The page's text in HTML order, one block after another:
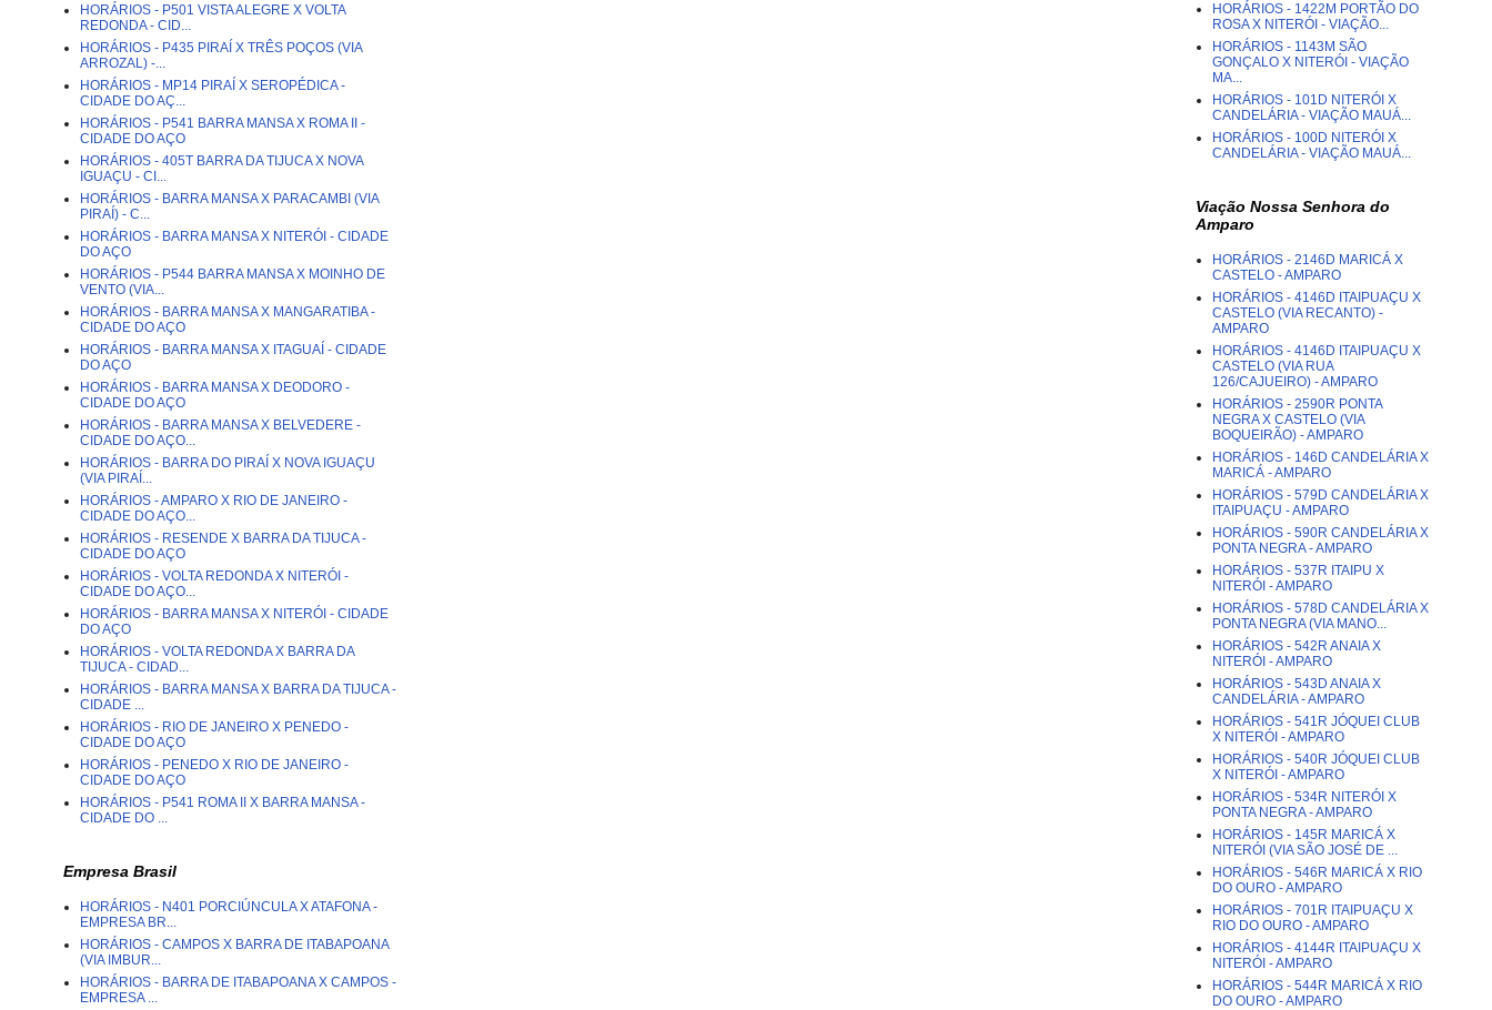
HORÁRIOS - P501 VISTA ALEGRE X VOLTA
REDONDA - CID...
HORÁRIOS - P435 PIRAÍ X TRÊS POÇOS (VIA
ARROZAL) -...
HORÁRIOS - MP14 PIRAÍ X SEROPÉDICA -
CIDADE DO AÇ...
HORÁRIOS - P541 BARRA MANSA X ROMA II -
CIDADE DO AÇO
HORÁRIOS - 405T BARRA DA TIJUCA X NOVA
IGUAÇU - CI...
HORÁRIOS - BARRA MANSA X PARACAMBI (VIA
PIRAÍ) - C...
HORÁRIOS - BARRA MANSA X NITERÓI - CIDADE
DO AÇO
HORÁRIOS - P544 BARRA MANSA X MOINHO DE
VENTO (VIA...
HORÁRIOS - BARRA MANSA X MANGARATIBA -
CIDADE DO AÇO
HORÁRIOS - BARRA MANSA X ITAGUAÍ - CIDADE
DO AÇO
HORÁRIOS - BARRA MANSA X DEODORO -
CIDADE DO AÇO
HORÁRIOS - BARRA MANSA X BELVEDERE -
CIDADE DO AÇO...
HORÁRIOS - BARRA DO PIRAÍ X NOVA IGUAÇU
(VIA PIRAÍ...
HORÁRIOS - AMPARO X RIO DE JANEIRO -
CIDADE DO AÇO...
HORÁRIOS - RESENDE X BARRA DA TIJUCA -
CIDADE DO AÇO
HORÁRIOS - VOLTA REDONDA X NITERÓI -
CIDADE DO AÇO...
HORÁRIOS - BARRA MANSA X NITERÓI - CIDADE
DO AÇO
HORÁRIOS - VOLTA REDONDA X BARRA DA
TIJUCA - CIDAD...
HORÁRIOS - BARRA MANSA X BARRA DA TIJUCA -
CIDADE ...
HORÁRIOS - RIO DE JANEIRO X PENEDO -
CIDADE DO AÇO
HORÁRIOS - PENEDO X RIO DE JANEIRO -
CIDADE DO AÇO
HORÁRIOS - P541 ROMA II X BARRA MANSA -
CIDADE DO ...
Empresa Brasil
HORÁRIOS - N401 PORCIÚNCULA X ATAFONA -
EMPRESA BR...
HORÁRIOS - CAMPOS X BARRA DE ITABAPOANA
(VIA IMBUR...
HORÁRIOS - BARRA DE ITABAPOANA X CAMPOS -
EMPRESA ...
HORÁRIOS - 1422M PORTÃO DO
ROSA X NITERÓI - VIAÇÃO...
HORÁRIOS - 1143M SÃO
GONÇALO X NITERÓI - VIAÇÃO
MA...
HORÁRIOS - 101D NITERÓI X
CANDELÁRIA - VIAÇÃO MAUÁ...
HORÁRIOS - 100D NITERÓI X
CANDELÁRIA - VIAÇÃO MAUÁ...
Viação Nossa Senhora do
Amparo
HORÁRIOS - 2146D MARICÁ X
CASTELO - AMPARO
HORÁRIOS - 4146D ITAIPUAÇU X
CASTELO (VIA RECANTO) -
AMPARO
HORÁRIOS - 4146D ITAIPUAÇU X
CASTELO (VIA RUA
126/CAJUEIRO) - AMPARO
HORÁRIOS - 2590R PONTA
NEGRA X CASTELO (VIA
BOQUEIRÃO) - AMPARO
HORÁRIOS - 146D CANDELÁRIA X
MARICÁ - AMPARO
HORÁRIOS - 579D CANDELÁRIA X
ITAIPUAÇU - AMPARO
HORÁRIOS - 590R CANDELÁRIA X
PONTA NEGRA - AMPARO
HORÁRIOS - 537R ITAIPU X
NITERÓI - AMPARO
HORÁRIOS - 578D CANDELÁRIA X
PONTA NEGRA (VIA MANO...
HORÁRIOS - 542R ANAIA X
NITERÓI - AMPARO
HORÁRIOS - 543D ANAIA X
CANDELÁRIA - AMPARO
HORÁRIOS - 541R JÓQUEI CLUB
X NITERÓI - AMPARO
HORÁRIOS - 540R JÓQUEI CLUB
X NITERÓI - AMPARO
HORÁRIOS - 534R NITERÓI X
PONTA NEGRA - AMPARO
HORÁRIOS - 145R MARICÁ X
NITERÓI (VIA SÃO JOSÉ DE ...
HORÁRIOS - 546R MARICÁ X RIO
DO OURO - AMPARO
HORÁRIOS - 701R ITAIPUAÇU X
RIO DO OURO - AMPARO
HORÁRIOS - 4144R ITAIPUAÇU X
NITERÓI - AMPARO
HORÁRIOS - 544R MARICÁ X RIO
DO OURO - AMPARO